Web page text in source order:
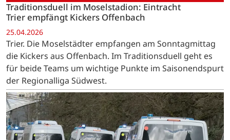
Traditionsduell im Moselstadion: Eintracht
Trier empfängt Kickers Offenbach
25.04.2026
Trier. Die Moselstädter empfangen am Sonntagmittag
die Kickers aus Offenbach. Im Traditionsduell geht es
für beide Teams um wichtige Punkte im Saisonendspurt
der Regionalliga Südwest.